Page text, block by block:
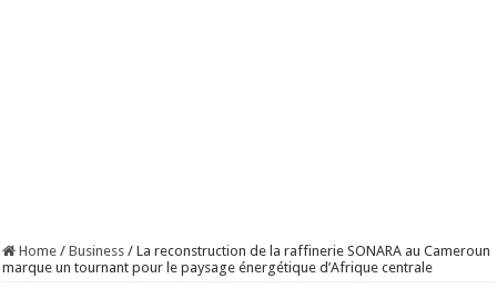
Home / Business / La reconstruction de la raffinerie SONARA au Cameroun
marque un tournant pour le paysage énergétique d’Afrique centrale